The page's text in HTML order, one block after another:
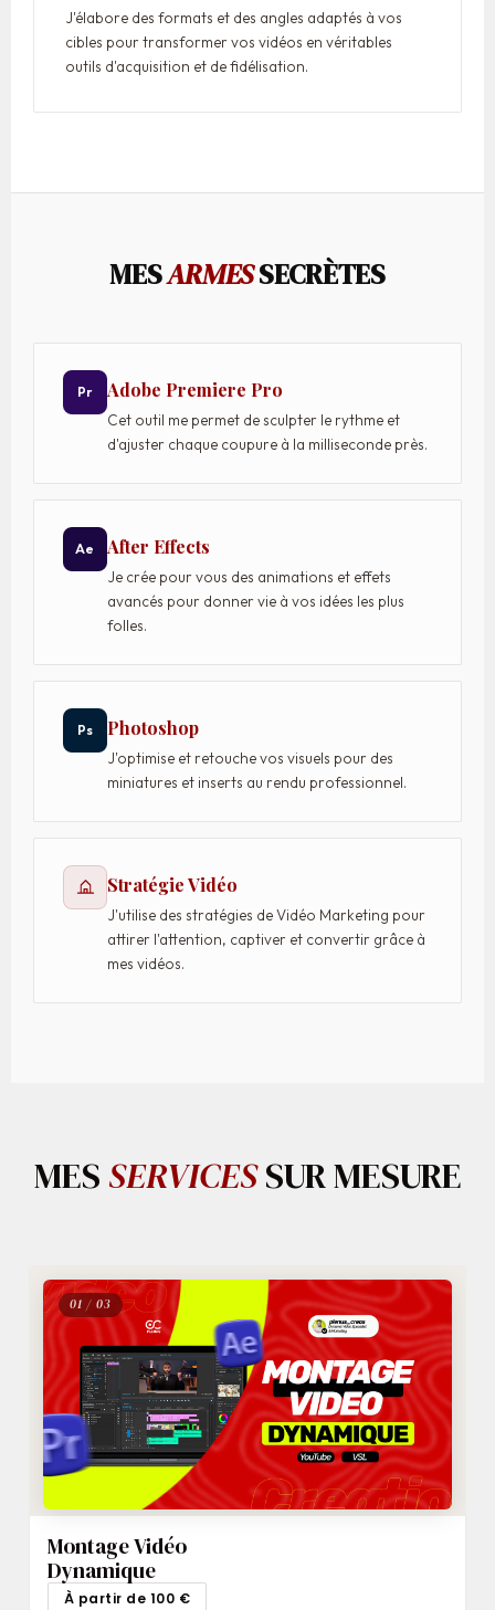
J'élabore des formats et des angles adaptés à vos
cibles pour transformer vos vidéos en véritables
outils d'acquisition et de fidélisation.
MESARMESSECRÈTES
Pr Adobe Premiere Pro
Cet outil me permet de sculpter le rythme et
d'ajuster chaque coupure à la milliseconde près.
Ae After Effects
Je crée pour vous des animations et effets
avancés pour donner vie à vos idées les plus
folles.
Ps Photoshop
J'optimise et retouche vos visuels pour des
miniatures et inserts au rendu professionnel.
Stratégie Vidéo
J'utilise des stratégies de Vidéo Marketing pour
attirer l'attention, captiver et convertir grâce à
mes vidéos.
MES SERVICESSUR MESURE
01 / 03
Montage Vidéo
Dynamique
À partir de 100 €